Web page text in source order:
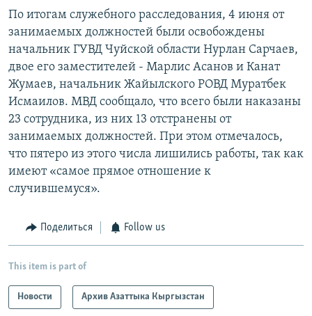
По итогам служебного расследования, 4 июня от
занимаемых должностей были освобождены
начальник ГУВД Чуйской области Нурлан Сарчаев,
двое его заместителей - Марлис Асанов и Канат
Жумаев, начальник Жайылского РОВД Муратбек
Исмаилов. МВД сообщало, что всего были наказаны
23 сотрудника, из них 13 отстранены от
занимаемых должностей. При этом отмечалось,
что пятеро из этого числа лишились работы, так как
имеют «самое прямое отношение к
случившемуся».
Поделиться Follow us
This item is part of
Новости Архив Азаттыка Кыргызстан